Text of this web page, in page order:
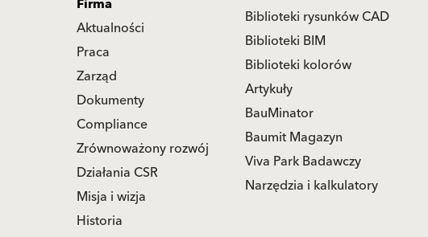
Biblioteki rysunków CAD
Biblioteki BIM
Biblioteki kolorów
Artykuły
BauMinator
Baumit Magazyn
Viva Park Badawczy
Narzędzia i kalkulatory
Aktualności
Praca
Zarząd
Dokumenty
Compliance
Zrównoważony rozwój
Działania CSR
Misja i wizja
Historia